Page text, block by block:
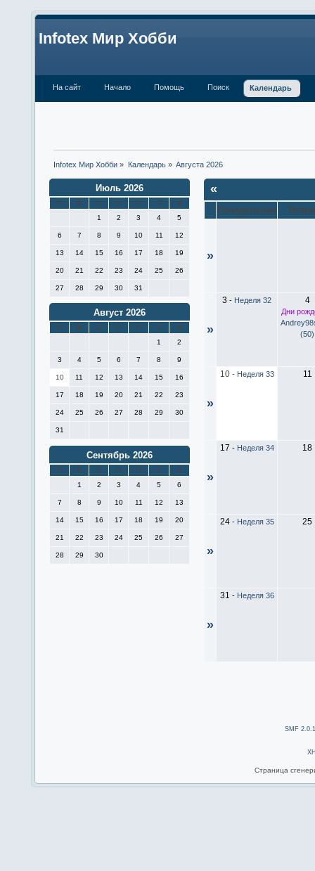
Infotex Мир Хобби
На сайт Начало Помощь Поиск Календарь
Infotex Мир Хобби » Календарь» Августа 2026
Июль 2026
П В С Ч П С
В
1
2 3 4 5
6 7 8 9 10 11 12
13 14 15 16 17 18 19
20 21 22 23 24 25 26
27 28 29 30 31
Август 2026
П В С Ч П С
В
1
2
3 4 5 6 7 8 9
10 11 12 13 14 15 16
17 18 19 20 21 22 23
24 25 26 27 28 29 30
31
Сентябрь 2026
П В С Ч П С
В
1
2 3 4 5 6
7 8 9 10 11 12 13
14 15 16 17 18 19 20
21 22 23 24 25 26 27
28 29 30
«
Понедельник
»
»
3 - Неделя 32 4
Дни
(50)
»
10- Неделя 33 11
»
17 - Неделя 34 18
»
24- Неделя 35 25
»
31 - Неделя 36
SMF
Страница